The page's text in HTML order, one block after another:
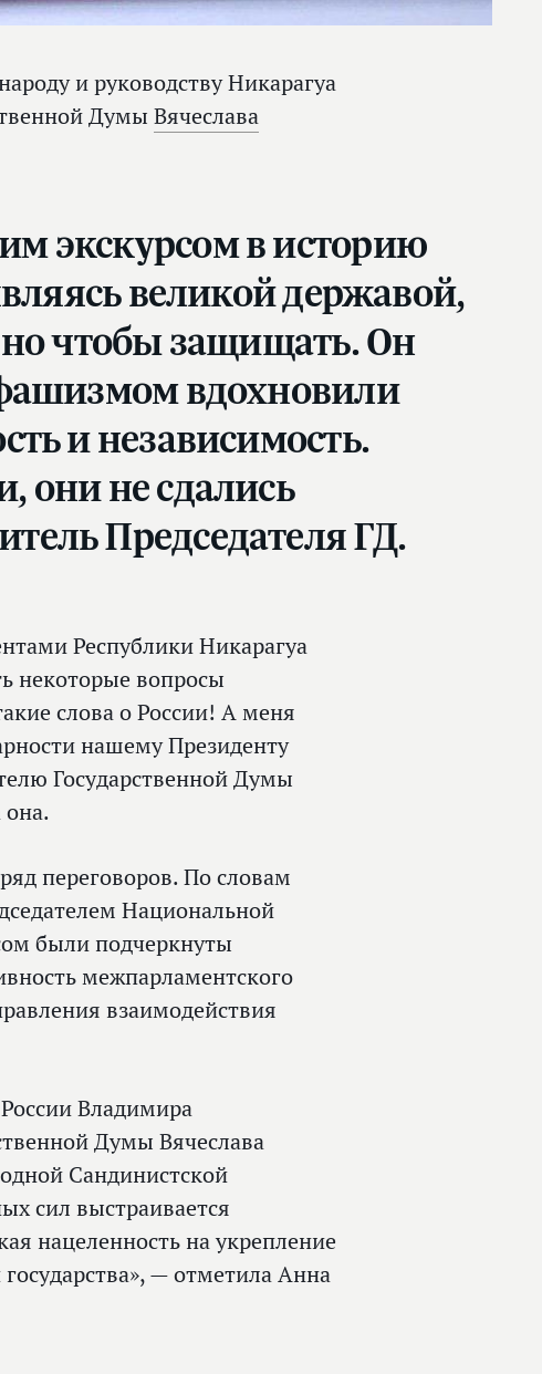
и руководству Никарагуа
Думы Вячеслава
экскурсом в историю
великой державой,
но чтобы защищать. Он
вдохновили
и независимость.
они не сдались
Председателя ГД.
Республики Никарагуа
некоторые вопросы
слова о России! А меня
нашему Президенту
Государственной Думы
она.
переговоров. По словам
Национальной
были подчеркнуты
межпарламентского
взаимодействия
Владимира
Думы Вячеслава
Сандинистской
сил выстраивается
нацеленность на укрепление
— отметила Анна